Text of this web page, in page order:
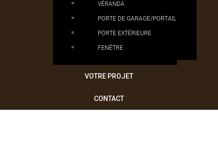
VÉRANDA
PORTE DE GARAGE/PORTAIL
PORTE EXTÉRIEURE
FENÊTRE
VOTRE PROJET
CONTACT